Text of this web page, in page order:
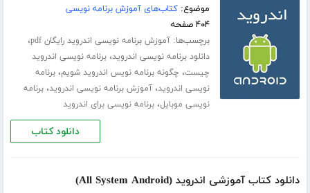
موضوع:کتاب‌های آموزش برنامه نویسی
۴۰۴ صفحه
برچسب‌ها:آموزش برنامه نویسی اندروید رایگان pdf ،
دانلود برنامه نویسی اندروید،برنامه نویسی اندروید
چیست، چگونه برنامه نویس اندروید شویم،برنامه
نویسی اندروید،آموزش برنامه نویسی اندروید،برنامه
نویسی موبایل،برنامه نویسی برای اندروید
دانلود کتاب
دانلود کتاب آموزشی اندروید (All System Android)